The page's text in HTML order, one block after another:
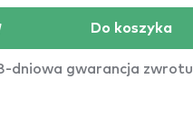
Do koszyka
dniowa gwarancja zwrotu